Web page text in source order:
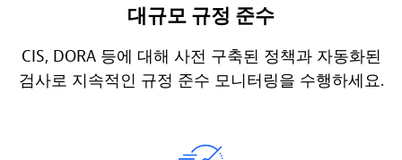
대규모 규정 준수
CIS, DORA 등에 대해 사전 구축된 정책과 자동화된
검사로 지속적인 규정 준수 모니터링을 수행하세요.